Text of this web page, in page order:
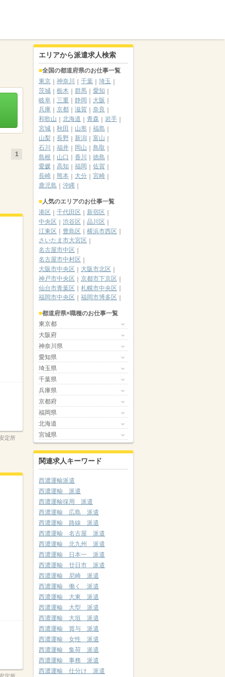
1
定所
エリアから派遣求人検索
全国の都道府県のお仕事一覧
東京
神奈川 千葉
埼玉
茨城
栃木 群馬
愛知
岐阜
三重 静岡
大阪
兵庫
京都 滋賀
奈良
和歌山
北海道 青森
岩手
宮城
秋田 山形
福島
山梨
長野 新潟
富山
石川
福井 岡山
鳥取
島根
山口 香川
徳島
愛媛
高知 福岡
佐賀
長崎
熊本 大分
宮崎
鹿児島
沖縄
人気のエリアのお仕事一覧
港区
千代田区
新宿区
中央区
渋谷区
品川区
江東区
豊島区
横浜市西区
さいたま市大宮区
名古屋市中区
名古屋市中村区
大阪市中央区
大阪市北区
神戸市中央区
京都市下京区
仙台市青葉区
札幌市中央区
福岡市中央区
福岡市博多区
都道府県×職種のお仕事一覧
東京都
大阪府
神奈川県
愛知県
埼玉県
千葉県
兵庫県
京都府
福岡県
北海道
宮城県
関連求人キーワード
西濃運輸派遣
西濃運輸 派遣
西濃運輸採用 派遣
西濃運輸 広島 派遣
西濃運輸 路線 派遣
西濃運輸 名古屋 派遣
西濃運輸 北九州 派遣
西濃運輸 日本一 派遣
西濃運輸 廿日市 派遣
西濃運輸 尼崎 派遣
西濃運輸 働く 派遣
西濃運輸 大東 派遣
西濃運輸 大型 派遣
西濃運輸 大垣 派遣
西濃運輸 賞与 派遣
西濃運輸 女性 派遣
西濃運輸 集荷 派遣
西濃運輸 事務 派遣
西濃運輸 仕分け 派遣